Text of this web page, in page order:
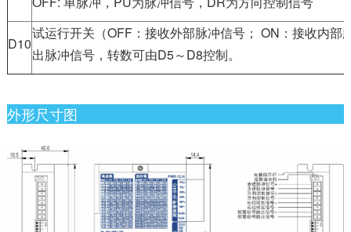
D10
试运行开关（OFF：接收外部脉冲信号； ON：接收内部
出脉冲信号，转数可由D5～D8控制。
外形尺寸图